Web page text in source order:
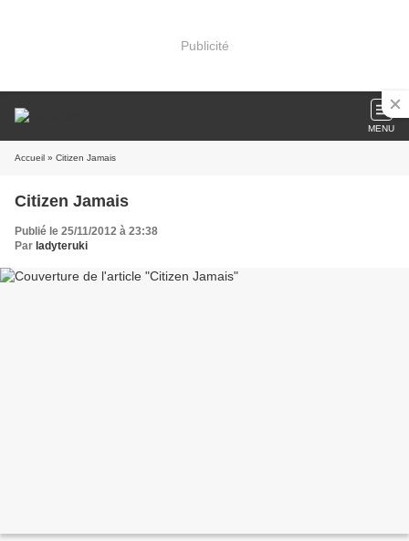
Publicité
MENU
Accueil » Citizen Jamais
Citizen Jamais
Publié le 25/11/2012 à 23:38
Par ladyteruki